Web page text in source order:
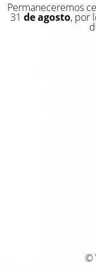
Permaneceremos
31 de agosto, por
©